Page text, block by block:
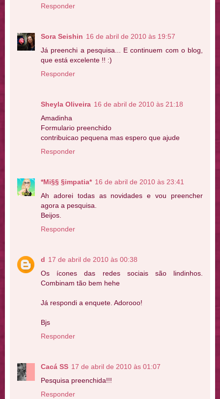
Responder
Sora Seishin 16 de abril de 2010 às 19:57
Já preenchi a pesquisa... E continuem com o blog,
que está excelente !! :)
Responder
Sheyla Oliveira 16 de abril de 2010 às 21:18
Amadinha
Formulario preenchido
contribuicao pequena mas espero que ajude
Responder
*Mi§§ §impatia* 16 de abril de 2010 às 23:41
Ah adorei todas as novidades e vou preencher
agora a pesquisa.
Beijos.
Responder
d 17 de abril de 2010 às 00:38
Os ícones das redes sociais são lindinhos.
Combinam tão bem hehe
Já respondi a enquete. Adorooo!
Bjs
Responder
Cacá SS 17 de abril de 2010 às 01:07
Pesquisa preenchida!!!
Responder